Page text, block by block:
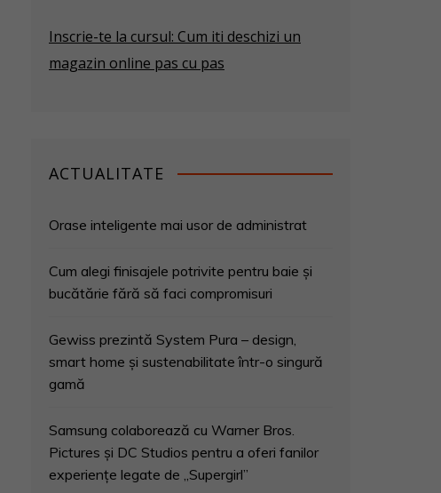
Inscrie-te la cursul: Cum iti deschizi un
magazin online pas cu pas
ACTUALITATE
Orase inteligente mai usor de administrat
Cum alegi finisajele potrivite pentru baie și
bucătărie fără să faci compromisuri
Gewiss prezintă System Pura – design,
smart home și sustenabilitate într-o singură
gamă
Samsung colaborează cu Warner Bros.
Pictures și DC Studios pentru a oferi fanilor
experiențe legate de „Supergirl”